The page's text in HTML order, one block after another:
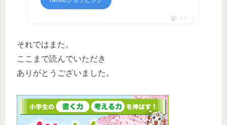
ポチップ
それではまた。
ここまで読んでいただき
ありがとうございました。